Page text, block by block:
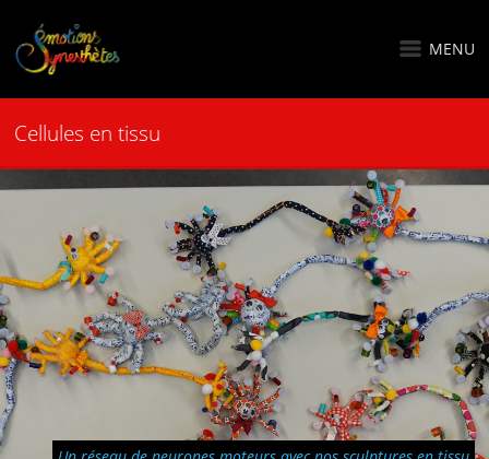
MENU
Cellules en tissu